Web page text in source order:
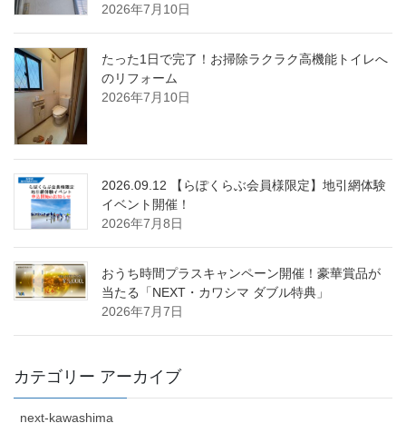
2026年7月10日
たった1日で完了！お掃除ラクラク高機能トイレへ
のリフォーム
2026年7月10日
2026.09.12 【らぽくらぶ会員様限定】地引網体験
イベント開催！
2026年7月8日
おうち時間プラスキャンペーン開催！豪華賞品が
当たる「NEXT・カワシマ ダブル特典」
2026年7月7日
カテゴリー アーカイブ
next-kawashima